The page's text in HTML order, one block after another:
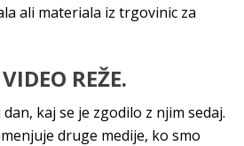
ali materiala iz trgovinic za
REŽE.
kaj se je zgodilo z njim sedaj.
druge medije, ko smo